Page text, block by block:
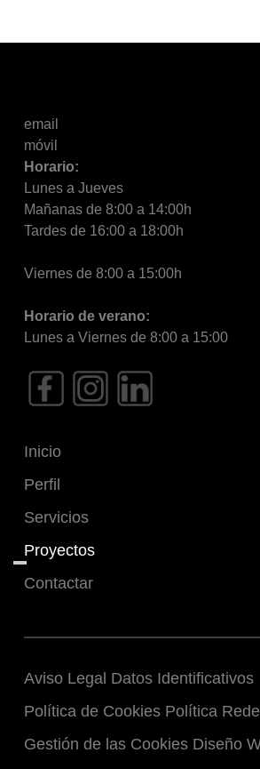
Inicio
Perfil
Servicios
Proyectos
Contactar
email
móvil
Horario:
Lunes a Jueves
Mañanas de 8:00 a 14:00h
Tardes de 16:00 a 18:00h
Viernes de 8:00 a 15:00h
Horario de verano:
Lunes a Viernes de 8:00 a 15:00
Aviso Legal Datos Identificativos
Política de Cookies Política
Gestión de las Cookies Diseño